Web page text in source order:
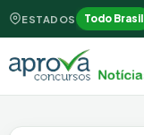
ESTADOS Todo Brasil